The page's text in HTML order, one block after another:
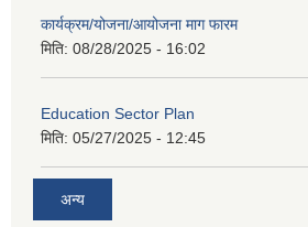
कार्यक्रम/योजना/आयोजना माग फारम
मिति: 08/28/2025 - 16:02
Education Sector Plan
मिति: 05/27/2025 - 12:45
अन्य